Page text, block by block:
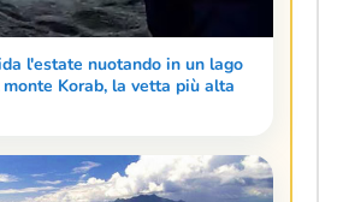
l'estate nuotando in un lago
Korab, la vetta più alta